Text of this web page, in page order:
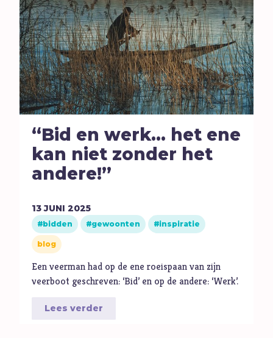
“Bid en werk... het ene
kan niet zonder het
andere!”
13 JUNI 2025
bidden gewoonten inspiratie
blog
Een veerman had op de ene roeispaan van zijn
veerboot geschreven: ‘Bid’ en op de andere: ‘Werk’.
Lees verder